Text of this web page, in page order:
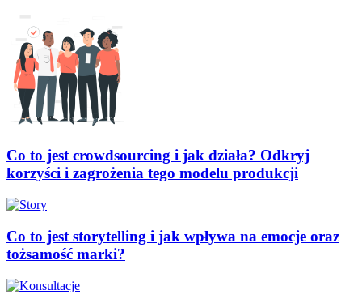
Co to jest crowdsourcing i jak działa? Odkryj
korzyści i zagrożenia tego modelu produkcji
Co to jest storytelling i jak wpływa na emocje oraz
tożsamość marki?